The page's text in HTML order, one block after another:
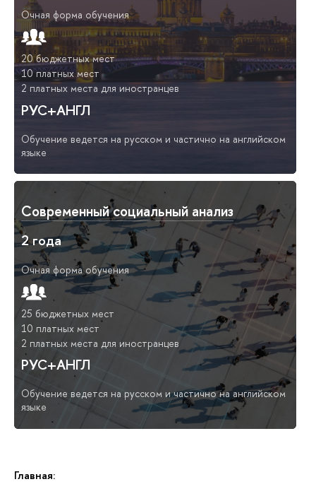
Главная:
Очная форма обучения
20 бюджетных мест
10 платных мест
2 платных места для иностранцев
РУС+АНГЛ
Обучение ведется на русском и частично на английском
языке
Современный социальный анализ
2 года
Очная форма обучения
25 бюджетных мест
10 платных мест
2 платных места для иностранцев
РУС+АНГЛ
Обучение ведется на русском и частично на английском
языке